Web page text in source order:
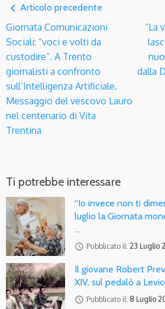
navigate_before Articolo precedente
Giornata Comunicazioni
Sociali: “voci e volti da
custodire”. A Trento
giornalisti a confronto
sull’Intelligenza Artificiale.
Messaggio del vescovo Lauro
nel centenario di Vita
Trentina
“La
dalla
Ti potrebbe interessare
“Io invece non ti
luglio la Giornata
…
access_time Pubblicato il: 23 Luglio
Il giovane Robert
XIV, sul pedalò a
access_time Pubblicato il: 8 Luglio